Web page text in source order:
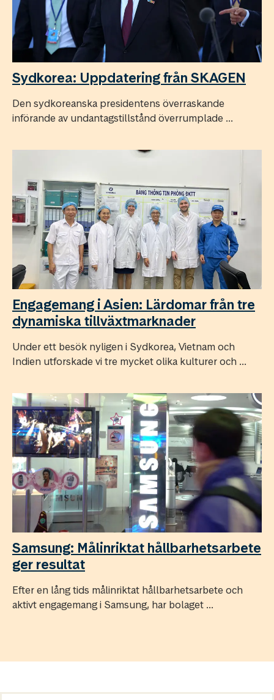
Sydkorea: Uppdatering från SKAGEN
Den sydkoreanska presidentens överraskande
införande av undantagstillstånd överrumplade ...
Engagemang i Asien: Lärdomar från tre
dynamiska tillväxtmarknader
Under ett besök nyligen i Sydkorea, Vietnam och
Indien utforskade vi tre mycket olika kulturer och ...
Samsung: Målinriktat hållbarhetsarbete
ger resultat
Efter en lång tids målinriktat hållbarhetsarbete och
aktivt engagemang i Samsung, har bolaget ...